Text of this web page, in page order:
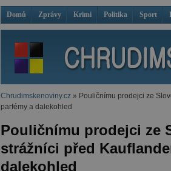
Domů Zprávy Krimi Politika Sport
Chrudimskenoviny.cz » Pouličnímu prodejci ze
parfémy a dalekohled
Pouličnímu prodejci ze
strážníci před
dalekohled